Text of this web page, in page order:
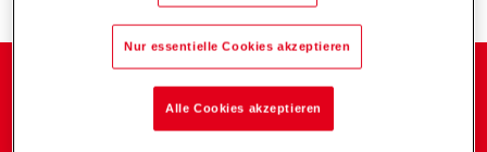
Nur essentielle Cookies akzeptieren
Alle Cookies akzeptieren